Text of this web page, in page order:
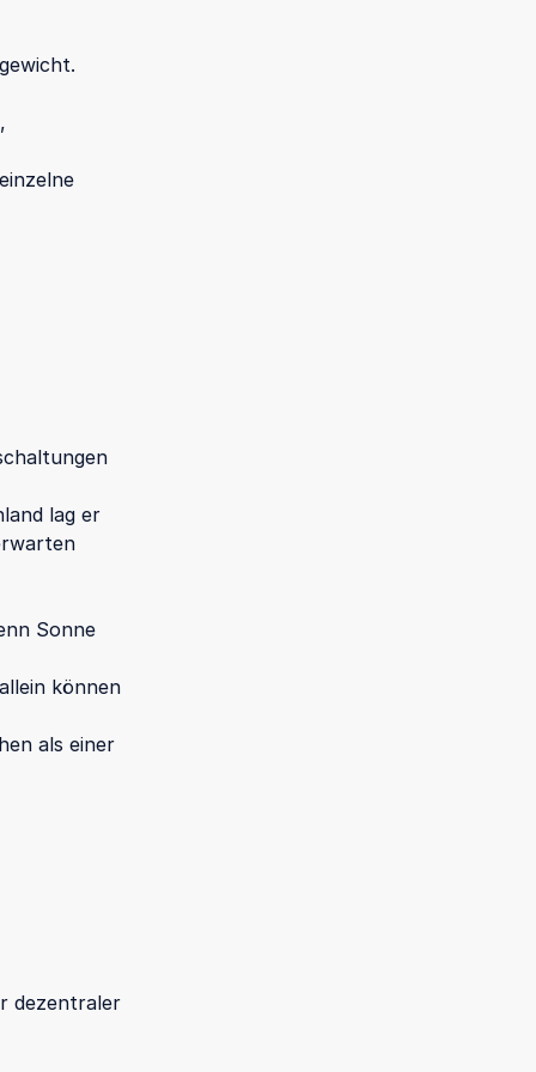
lag er
Sonne
können
als einer
dezentraler